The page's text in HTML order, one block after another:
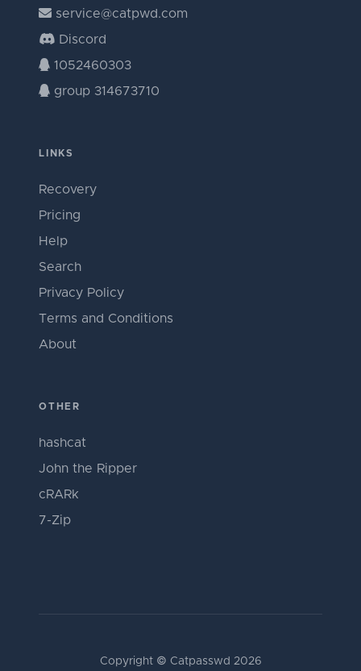
service@catpwd.com
Discord
1052460303
group 314673710
LINKS
Recovery
Pricing
Help
Search
Privacy Policy
Terms and Conditions
About
OTHER
hashcat
John the Ripper
cRARk
7-Zip
Copyright © Catpasswd 2026